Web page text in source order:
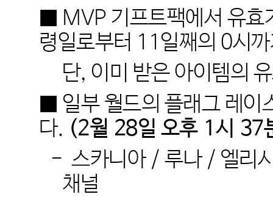
■ MVP 기프트팩에서 유
령일로부터 11 일째의 0시
단, 이미 받은 아이템의
■ 일부 월드의 플래그 레이
다. (2월 28일 오후 1 시 37
- 스카니아 / 루나 / 엘리
채널